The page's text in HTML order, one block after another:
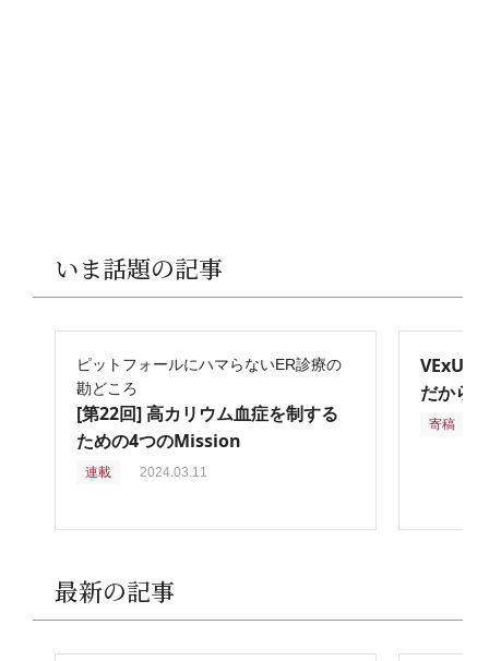
いま話題の記事
ピットフォールにハマらないER診療の
勘どころ
[第22回] 高カリウム血症を制する
ための4つのMission
連載 2024.03.11
VExUS
だから
寄稿
最新の記事